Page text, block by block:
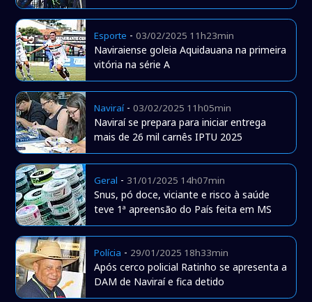
Esporte -03/02/2025 11h23min
Naviraiense goleia Aquidauana na primeira
vitória na série A
Naviraí-03/02/2025 11h05min
Naviraí se prepara para iniciar entrega
mais de 26 mil carnês IPTU 2025
Geral - 31/01/2025 14h07min
Snus, pó doce, viciante e risco à saúde
teve 1ª apreensão do País feita em MS
Polícia - 29/01/2025 18h33min
Após cerco policial Ratinho se apresenta a
DAM de Naviraí e fica detido